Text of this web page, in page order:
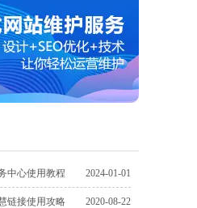
中心使用教程 2024-01-01
链接使用攻略 2020-08-22